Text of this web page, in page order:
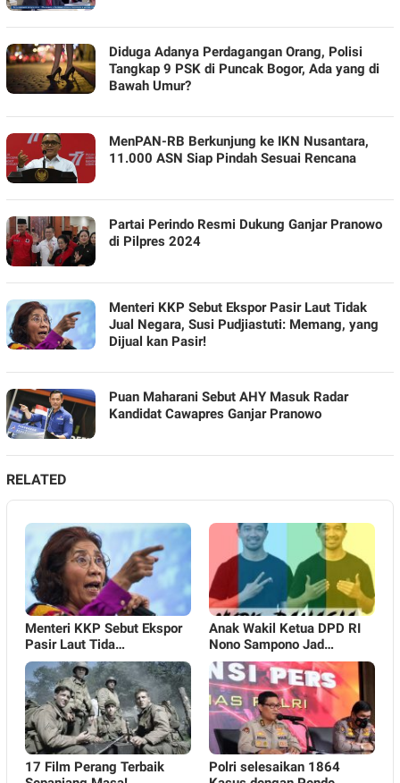
TERBARU
HARI
INI
Diduga Adanya Perdagangan Orang, Polisi
Tangkap 9 PSK di Puncak Bogor, Ada yang di
Bawah Umur?
MenPAN-RB Berkunjung ke IKN Nusantara,
11.000 ASN Siap Pindah Sesuai Rencana
Partai Perindo Resmi Dukung Ganjar Pranowo
di Pilpres 2024
Menteri KKP Sebut Ekspor Pasir Laut Tidak
Jual Negara, Susi Pudjiastuti: Memang, yang
Dijual kan Pasir!
Puan Maharani Sebut AHY Masuk Radar
Kandidat Cawapres Ganjar Pranowo
RELATED
Menteri KKP Sebut Ekspor
Pasir Laut Tida…
Anak Wakil Ketua DPD RI
Nono Sampono Jad…
17 Film Perang Terbaik
Polri selesaikan 1864